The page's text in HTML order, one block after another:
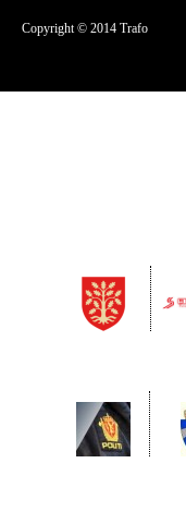
Copyright © 2014 Trafo